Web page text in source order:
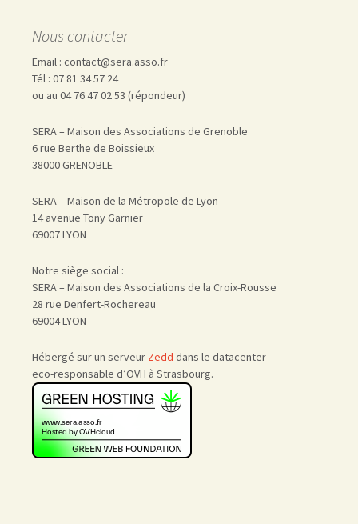
Nous contacter
Email : contact@sera.asso.fr
Tél : 07 81 34 57 24
ou au 04 76 47 02 53 (répondeur)
SERA – Maison des Associations de Grenoble
6 rue Berthe de Boissieux
38000 GRENOBLE
SERA – Maison de la Métropole de Lyon
14 avenue Tony Garnier
69007 LYON
Notre siège social :
SERA – Maison des Associations de la Croix-Rousse
28 rue Denfert-Rochereau
69004 LYON
Hébergé sur un serveur Zedd dans le datacenter
eco-responsable d’OVH à Strasbourg.